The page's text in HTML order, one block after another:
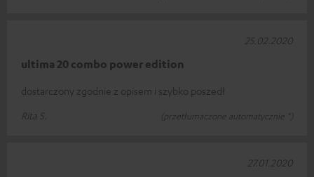
ultima 20 combo power edition
dostarczony zgodnie z opisem i szybko poszedł
Rita S.
(przetłumaczone automatycznie *)
25.02.2020
27.01.2020